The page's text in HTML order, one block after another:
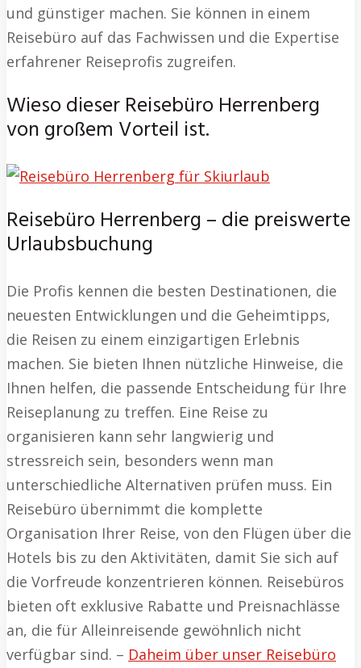
und günstiger machen. Sie können in einem
Reisebüro auf das Fachwissen und die Expertise
erfahrener Reiseprofis zugreifen.
Wieso dieser Reisebüro Herrenberg
von großem Vorteil ist.
Reisebüro Herrenberg – die preiswerte
Urlaubsbuchung
Die Profis kennen die besten Destinationen, die
neuesten Entwicklungen und die Geheimtipps,
die Reisen zu einem einzigartigen Erlebnis
machen. Sie bieten Ihnen nützliche Hinweise, die
Ihnen helfen, die passende Entscheidung für Ihre
Reiseplanung zu treffen. Eine Reise zu
organisieren kann sehr langwierig und
stressreich sein, besonders wenn man
unterschiedliche Alternativen prüfen muss. Ein
Reisebüro übernimmt die komplette
Organisation Ihrer Reise, von den Flügen über die
Hotels bis zu den Aktivitäten, damit Sie sich auf
die Vorfreude konzentrieren können. Reisebüros
bieten oft exklusive Rabatte und Preisnachlässe
an, die für Alleinreisende gewöhnlich nicht
verfügbar sind. – Daheim über unser Reisebüro